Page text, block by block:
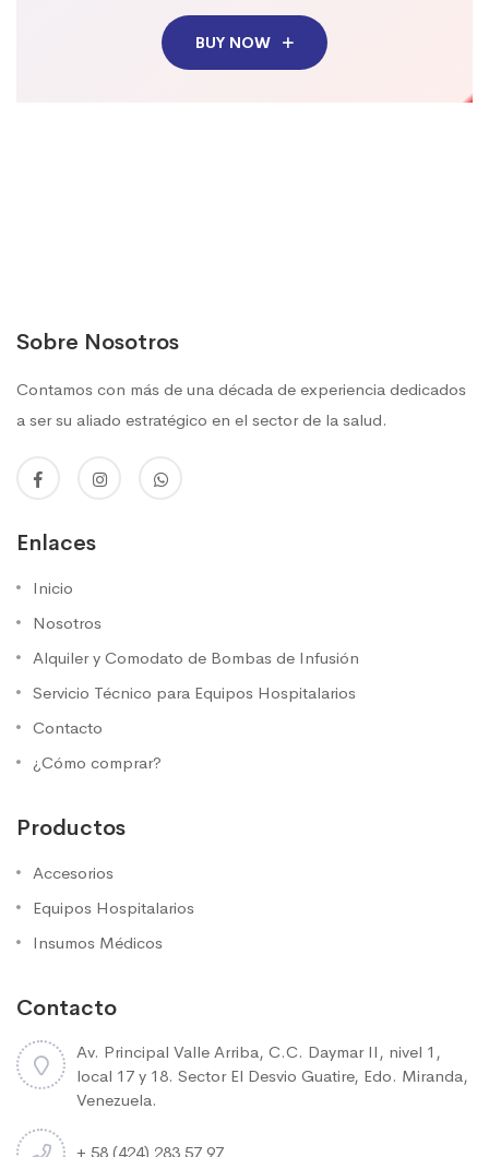
BUY NOW
Sobre Nosotros
Contamos con más de una década de experiencia dedicados
a ser su aliado estratégico en el sector de la salud.
Enlaces
Inicio
Nosotros
Alquiler y Comodato de Bombas de Infusión
Servicio Técnico para Equipos Hospitalarios
Contacto
¿Cómo comprar?
Productos
Accesorios
Equipos Hospitalarios
Insumos Médicos
Contacto
Av. Principal Valle Arriba, C.C. Daymar II, nivel 1,
local 17 y 18. Sector El Desvio Guatire, Edo. Miranda,
Venezuela.
+ 58 (424) 283 57 97